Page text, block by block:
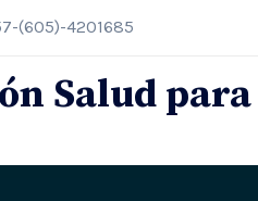
(605)-4201685